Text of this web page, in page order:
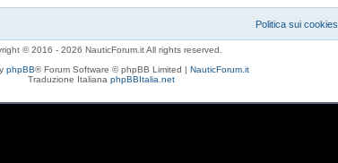
Politica sui cookies
© 2016 - 2026 NauticForum.it All rights reserved.
phpBB® Forum Software © phpBB Limited | NauticForum.it
Traduzione Italiana phpBBItalia.net